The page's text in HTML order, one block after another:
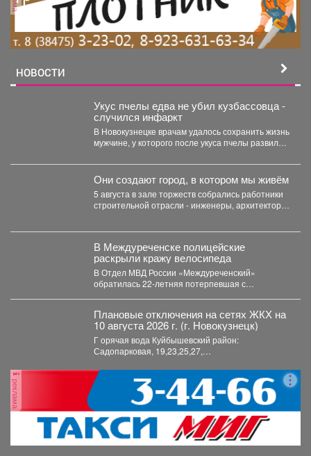
НОВОСТИ
Укус пчелы едва не убил кузбассовца -
случился инфаркт
В Новокузнецке врачам удалось сохранить жизнь
мужчине, у которого после укуса пчелы развился
Они создают город, в котором мы живём
5 августа в зале торжеств собрались работники
строительной отрасли - инженеры, архитекторы,
В Междуреченске полицейские
раскрыли кражу велосипеда
В Отдел МВД России «Междуреченский»
обратилась 22-летняя потерпевшая с
Плановые отключения на сетях ЖКХ на
10 августа 2026 г. (г. Новокузнецк)
Г орячая вода Куйбышевский район:
Садопарковая, 19,23,25,27,
реклама